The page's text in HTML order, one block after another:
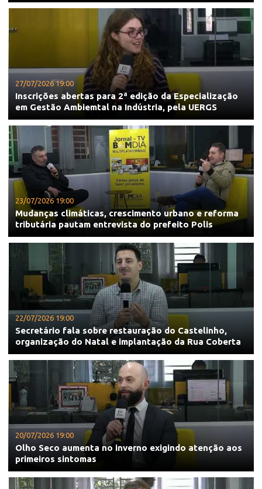
27/07/2026 19:00
Inscrições abertas para 2ª edição da Especialização
em Gestão Ambiemtal na Indústria, pela UERGS
23/07/2026 19:00
Mudanças climáticas, crescimento urbano e reforma
tributária pautam entrevista do prefeito Polis
22/07/2026 19:00
Secretário fala sobre restauração do Castelinho,
organização do Natal e implantação da Rua Coberta
20/07/2026 19:00
Olho Seco aumenta no inverno exigindo atenção aos
primeiros sintomas